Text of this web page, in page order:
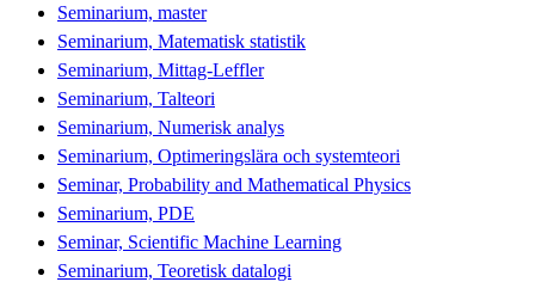
Seminarium, master
Seminarium, Matematisk statistik
Seminarium, Mittag-Leffler
Seminarium, Talteori
Seminarium, Numerisk analys
Seminarium, Optimeringslära och systemteori
Seminar, Probability and Mathematical Physics
Seminarium, PDE
Seminar, Scientific Machine Learning
Seminarium, Teoretisk datalogi